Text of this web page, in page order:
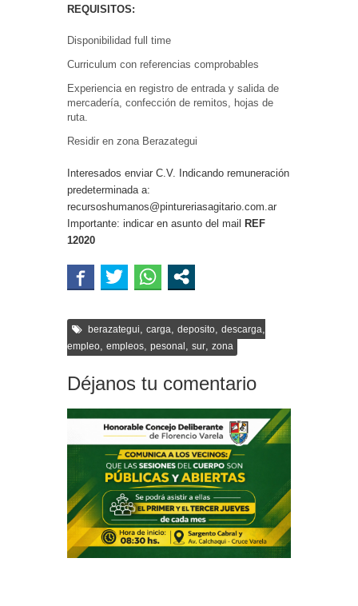
REQUISITOS:
Disponibilidad full time
Curriculum con referencias comprobables
Experiencia en registro de entrada y salida de
mercadería, confección de remitos, hojas de
ruta.
Residir en zona Berazategui
Interesados enviar C.V. Indicando remuneración
predeterminada a:
recursoshumanos@pintureriasagitario.com.ar
Importante: indicar en asunto del mail
REF
12020
berazategui, carga, deposito, descarga,
empleo, empleos, pesonal , sur, zona
Déjanos tu comentario